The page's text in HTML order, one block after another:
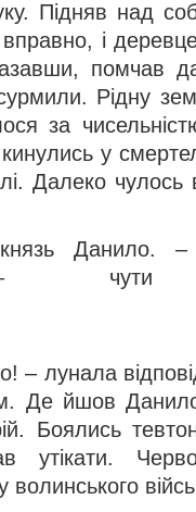
Підняв над
і
помчав
Рідну
за
у
Далеко чулось
Данило.
–
– лунала
Де йшов
Боялись
утікати.